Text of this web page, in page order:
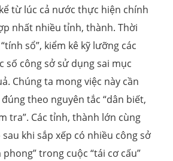
từ lúc cả nước thực hiện chính
nhất nhiều tỉnh, thành. Thời
sổ”, kiểm kê kỹ lưỡng các
số công sở sử dụng sai mục
Chúng ta mong việc này cần
theo nguyên tắc “dân biết,
tra”. Các tỉnh, thành lớn cùng
khi sắp xếp có nhiều công sở
trong cuộc “tái cơ cấu”